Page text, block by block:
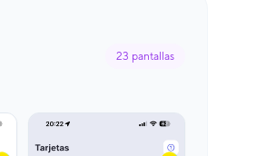
23 pantallas